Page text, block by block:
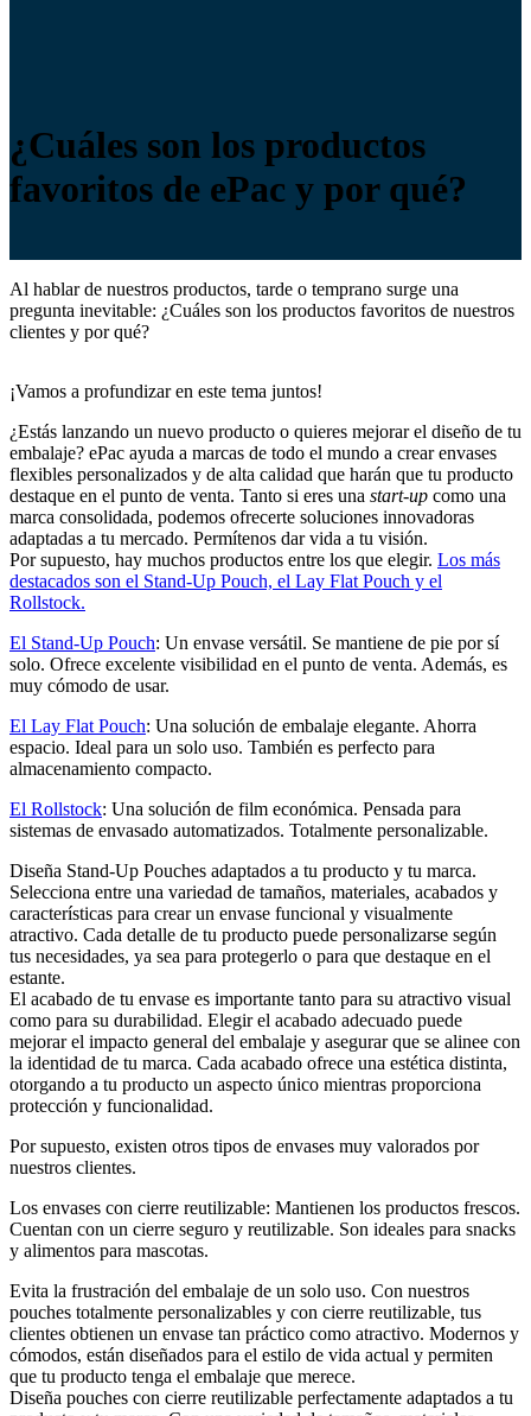
¿Cuáles son los productos
favoritos de ePac y por qué?
Al hablar de nuestros productos, tarde o temprano surge una
pregunta inevitable: ¿Cuáles son los productos favoritos de nuestros
clientes y por qué?
¡Vamos a profundizar en este tema juntos!
¿Estás lanzando un nuevo producto o quieres mejorar el diseño de tu
embalaje? ePac ayuda a marcas de todo el mundo a crear envases
flexibles personalizados y de alta calidad que harán que tu producto
destaque en el punto de venta. Tanto si eres una start-up como una
marca consolidada, podemos ofrecerte soluciones innovadoras
adaptadas a tu mercado. Permítenos dar vida a tu visión.
Por supuesto, hay muchos productos entre los que elegir. Los más
destacados son el Stand-Up Pouch, el Lay Flat Pouch y el
Rollstock.
El Stand-Up Pouch: Un envase versátil. Se mantiene de pie por sí
solo. Ofrece excelente visibilidad en el punto de venta. Además, es
muy cómodo de usar.
El Lay Flat Pouch: Una solución de embalaje elegante. Ahorra
espacio. Ideal para un solo uso. También es perfecto para
almacenamiento compacto.
El Rollstock: Una solución de film económica. Pensada para
sistemas de envasado automatizados. Totalmente personalizable.
Diseña Stand-Up Pouches adaptados a tu producto y tu marca.
Selecciona entre una variedad de tamaños, materiales, acabados y
características para crear un envase funcional y visualmente
atractivo. Cada detalle de tu producto puede personalizarse según
tus necesidades, ya sea para protegerlo o para que destaque en el
estante.
El acabado de tu envase es importante tanto para su atractivo visual
como para su durabilidad. Elegir el acabado adecuado puede
mejorar el impacto general del embalaje y asegurar que se alinee con
la identidad de tu marca. Cada acabado ofrece una estética distinta,
otorgando a tu producto un aspecto único mientras proporciona
protección y funcionalidad.
Por supuesto, existen otros tipos de envases muy valorados por
nuestros clientes.
Los envases con cierre reutilizable: Mantienen los productos frescos.
Cuentan con un cierre seguro y reutilizable. Son ideales para snacks
y alimentos para mascotas.
Evita la frustración del embalaje de un solo uso. Con nuestros
pouches totalmente personalizables y con cierre reutilizable, tus
clientes obtienen un envase tan práctico como atractivo. Modernos y
cómodos, están diseñados para el estilo de vida actual y permiten
que tu producto tenga el embalaje que merece.
Diseña pouches con cierre reutilizable perfectamente adaptados a tu